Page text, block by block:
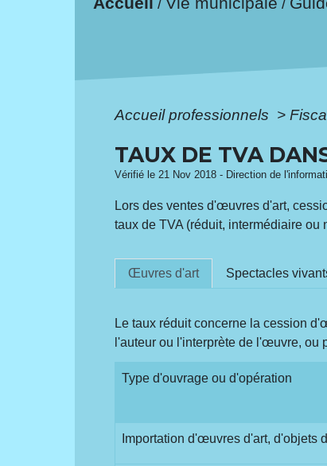
/ /
Accueil professionnels >
TAUX DE TVA
Vérifié le 21 Nov 2018 - Direction de
Lors des ventes d'œuvres d'art,
taux de TVA (réduit, intermédiaire ou
Œuvres d'art Spectacles
Le taux réduit concerne la cession
l'auteur ou l'interprète de l'œuvre, ou
Type d'ouvrage ou d'opération
Importation d'œuvres d'art, d'objets